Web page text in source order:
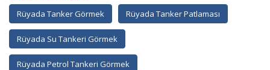
Rüyada Tanker Görmek Rüyada Tanker Patlaması
Rüyada Su Tankeri Görmek
Rüyada Petrol Tankeri Görmek